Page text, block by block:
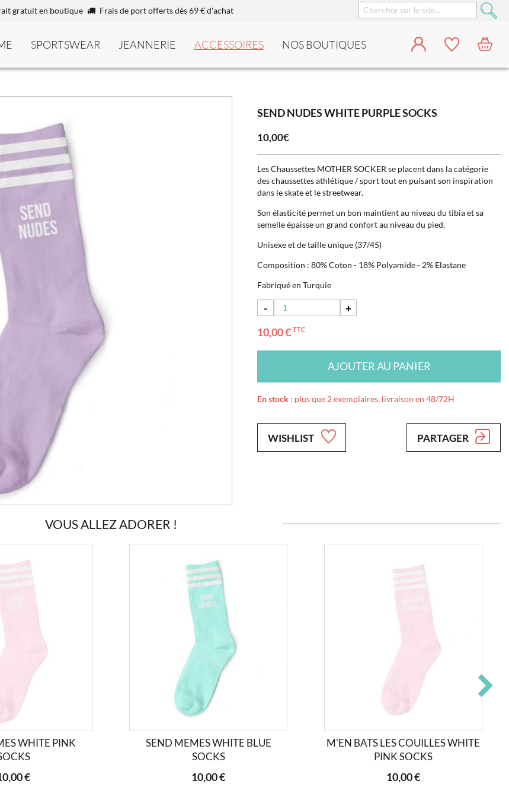
gratuit en boutique Frais de port offerts dès 69 € d'achat
SPORTSWEAR JEANNERIE ACCESSOIRES NOS BOUTIQUES
SEND NUDES WHITE PURPLE SOCKS
10,00€
Les Chaussettes MOTHER SOCKER se placent dans la catégorie
des chaussettes athlétique / sport tout en puisant son inspiration
dans le skate et le streetwear.
Son élasticité permet un bon maintient au niveau du tibia et sa
semelle épaisse un grand confort au niveau du pied.
Unisexe et de taille unique (37/45)
Composition : 80% Coton - 18% Polyamide - 2% Elastane
Fabriqué en Turquie
-
+
10,00 €TTC
AJOUTER AU PANIER
En stock : plus que 2 exemplaires, livraison en 48/72H
WISHLIST PARTAGER
VOUS ALLEZ ADORER !
WHITE PINK
€
SEND MEMES WHITE BLUE
SOCKS
10,00 €
M'EN BATS LES COUILLES WHITE
PINK SOCKS
10,00 €